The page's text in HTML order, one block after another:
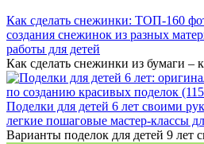
Как сделать снежинки: ТОП-160
создания снежинок из разных
работы для детей
Как сделать снежинки из бумаги –
Поделки для детей 6 лет своими
легкие пошаговые мастер-классы
Варианты поделок для детей 9 лет